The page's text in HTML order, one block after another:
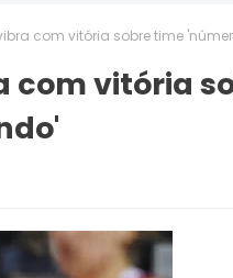
com vitória sobre time
com vitória